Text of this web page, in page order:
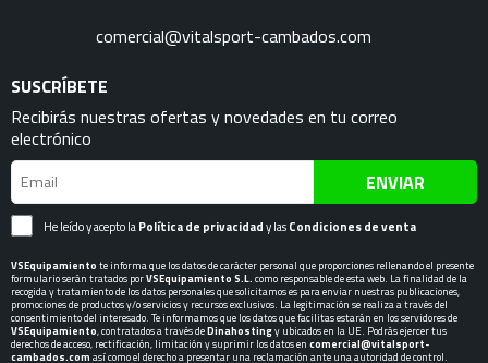
comercial@vitalsport-cambados.com
SUSCRÍBETE
Recibirás nuestras ofertas y novedades en tu correo
electrónico
ENVIAR
He leído y acepto laPolítica de privacidady lasCondiciones de venta
VSEquipamiento te informa que los datos de carácter personal que proporciones rellenando el presente
formulario serán tratados porVSEquipamiento S.L. como responsable de esta web. La finalidad de la
recogida y tratamiento de los datos personales que solicitamos es para enviar nuestras publicaciones,
promociones de productos y/o servicios y recursos exclusivos. La legitimación se realiza a través del
consentimiento del interesado. Te informamos que los datos que facilitas estarán en los servidores de
VSEquipamiento, contratados a través deDinahostingy ubicados en la UE. Podrás ejercer tus
derechos de acceso, rectificación, limitación y suprimir los datos en comercial@vitalsport-
cambados.com así como el derecho a presentar una reclamación ante una autoridad de control.